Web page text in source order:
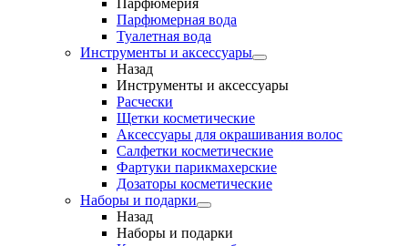
Парфюмерия
Парфюмерная вода
Туалетная вода
Инструменты и аксессуары
Назад
Инструменты и аксессуары
Расчески
Щетки косметические
Аксессуары для окрашивания волос
Салфетки косметические
Фартуки парикмахерские
Дозаторы косметические
Наборы и подарки
Назад
Наборы и подарки